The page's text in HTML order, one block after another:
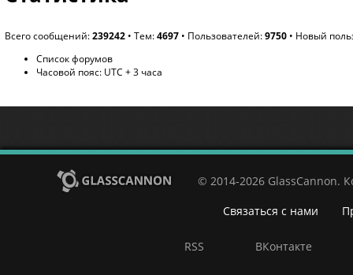
Всего сообщений:239242 • Тем:4697 • Пользователей:9750 • Новый
Список форумов
Часовой пояс: UTC + 3 часа
© 2014-2026 GlassCannon.
Связаться с нами
RSS ВКонтакте